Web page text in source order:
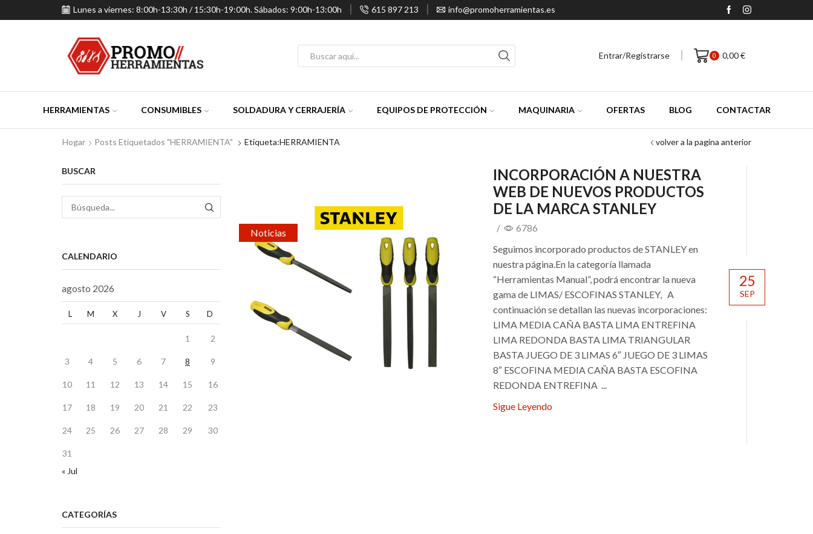
Lunes a viernes: 8:00h-13:30h / 15:30h-19:00h. Sábados: 9:00h-13:00h 615 897 213 info@promoherramientas.es
Entrar/Registrarse 0 0,00€
HERRAMIENTAS CONSUMIBLES SOLDADURA Y CERRAJERÍA EQUIPOS DE PROTECCIÓN MAQUINARIA OFERTAS BLOG CONTACTAR
volver a la pagina anterior
Hogar Posts Etiquetados "HERRAMIENTA" Etiqueta:HERRAMIENTA
Noticias
INCORPORACIÓN A NUESTRA
WEB DE NUEVOS PRODUCTOS
DE LA MARCA STANLEY
/
6786
Seguimos incorporado productos de STANLEY en
nuestra página.En la categoría llamada
“Herramientas Manual”, podrá encontrar la nueva
gama de LIMAS/ ESCOFINAS STANLEY, A
continuación se detallan las nuevas incorporaciones:
LIMA MEDIA CAÑA BASTA LIMA ENTREFINA
LIMA REDONDA BASTA LIMA TRIANGULAR
BASTA JUEGO DE 3 LIMAS 6″ JUEGO DE 3 LIMAS
8″ ESCOFINA MEDIA CAÑA BASTA ESCOFINA
REDONDA ENTREFINA ...
Sigue Leyendo
25
SEP
BUSCAR
BÚSQUEDA
CALENDARIO
agosto 2026
L M X J V S D
1 2
3 4 5 6 7 8 9
10 11 12 13 14 15 16
17 18 19 20 21 22 23
24 25 26 27 28 29 30
31
« Jul
CATEGORÍAS